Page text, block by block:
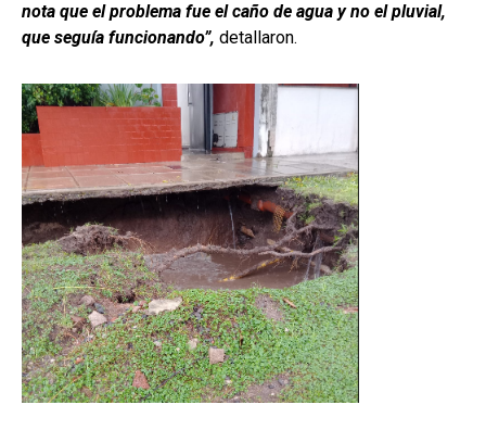
nota que el problema fue el caño de agua y no el pluvial,
que seguía funcionando”, detallaron.